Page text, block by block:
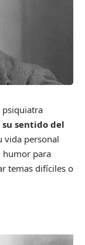
psiquiatra
su sentido del
vida personal
humor para
temas difíciles o